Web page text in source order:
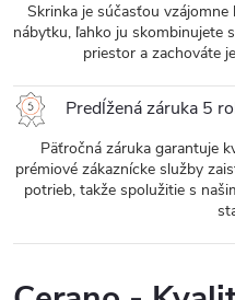
Skrinka je súčasťou
nábytku, ľahko ju skombinujete
priestor a zachováte
Predĺžená záruka 5
Päťročná záruka garantuje
prémiové zákaznícke služby
potrieb, takže spolužitie s